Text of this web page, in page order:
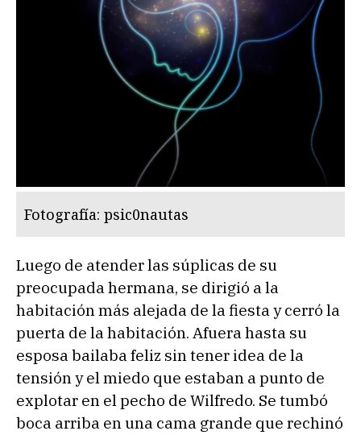
Fotografía: psic0nautas
Luego de atender las súplicas de su
preocupada hermana, se dirigió a la
habitación más alejada de la fiesta y cerró la
puerta de la habitación. Afuera hasta su
esposa bailaba feliz sin tener idea de la
tensión y el miedo que estaban a punto de
explotar en el pecho de Wilfredo. Se tumbó
boca arriba en una cama grande que rechinó